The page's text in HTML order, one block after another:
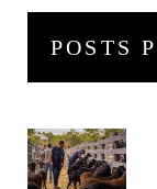
POSTS